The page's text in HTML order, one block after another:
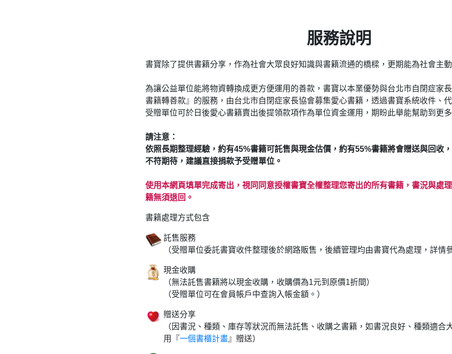
服務說明
書寶除了提供書籍分享，作為社會大眾良好知識與書籍流通的橋樑，更期能為社會主
為讓公益單位能將物資轉換成更方便運用的善款，書寶以本業優勢與台北市自閉症家
書籍轉善款』的服務，由台北市自閉症家長協會募集愛心書籍，透過書寶系統收件、
受贈單位可於日後愛心書籍賣出後提領款項作為單位資金運用，期盼此舉能幫助到更
請注意：
依照長期整理經驗，約有45%書籍可託售與現金估價，約有55%書籍將會贈送與回收
不符期待，建議直接捐款予受贈單位。
使用本網頁填單完成寄出，視同同意授權書寶全權整理您寄出的所有書籍，書況與處
籍無須退回。
書籍處理方式包含
託售服務
（受贈單位委託書寶收件整理後於網路販售，後續管理均由書寶代為處理，詳情
現金收購
（無法託售書籍將以現金收購，收購價為1元到原價1折間）
（受贈單位可在會員帳戶中查詢入帳金額。）
贈送分享
（因書況、種類、庫存等狀況而無法託售、收購之書籍，如書況良好、種類適合
用『一個書櫃計畫』贈送）